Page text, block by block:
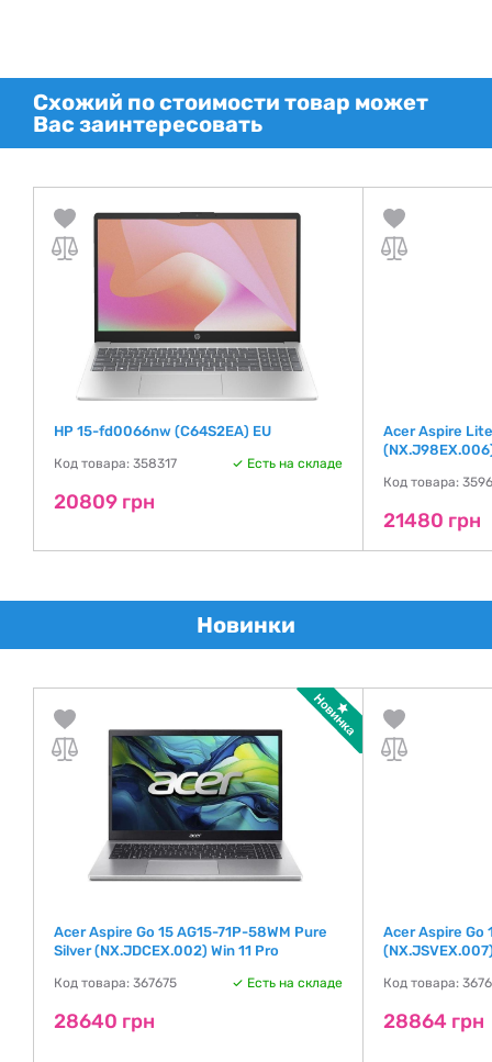
Схожий по стоимости товар может
Вас заинтересовать
HP 15-fd0066nw (C64S2EA) EU
Код товара: 358317 Есть на складе
20809 грн
Acer Aspire
Код товара:
21480 грн
Новинки
Acer Aspire Go 15 AG15-71P-58WM Pure
Silver (NX.JDCEX.002) Win 11 Pro
Код товара: 367675 Есть на складе
28640 грн
Acer Aspire Go
Код товара:
28864 грн